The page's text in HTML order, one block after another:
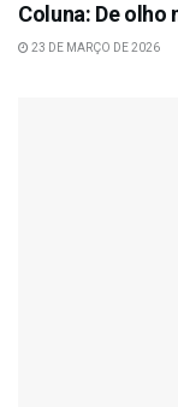
Coluna: De olho
23 DE MARÇO DE 2026